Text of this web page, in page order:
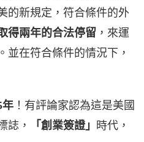
的新規定，符合條件的外
得兩年的合法停留 ，來運
並在符合條件的情況下，
年 ！有評論家認為這是美國
誌，
「創業簽證」 時代，